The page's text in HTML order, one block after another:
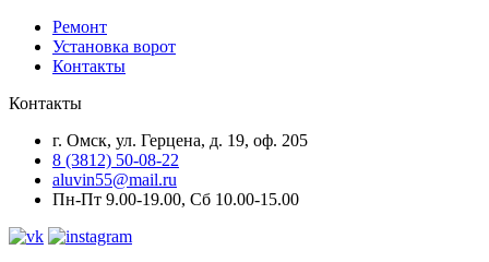
Ремонт
Установка ворот
Контакты
Контакты
г. Омск, ул. Герцена, д. 19, оф. 205
8 (3812) 50-08-22
aluvin55@mail.ru
Пн-Пт 9.00-19.00, Сб 10.00-15.00